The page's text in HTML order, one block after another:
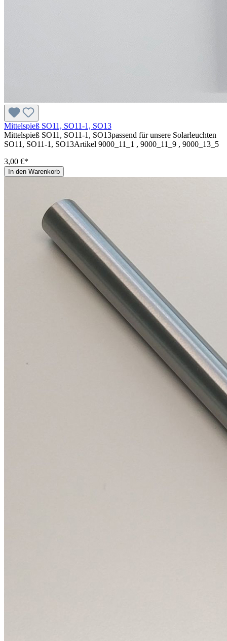
Mittelspieß SO11, SO11-1, SO13
Mittelspieß SO11, SO11-1, SO13passend für unsere Solarleuchten
SO11, SO11-1, SO13Artikel 9000_11_1 , 9000_11_9 , 9000_13_5
3,00 €*
In den Warenkorb